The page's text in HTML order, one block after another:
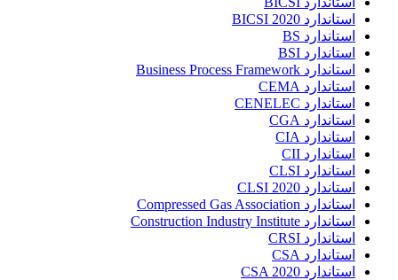
استاندارد BICSI 2020
استاندارد BS
استاندارد BSI
استاندارد Business Process Framework
استاندارد CEMA
استاندارد CENELEC
استاندارد CGA
استاندارد CIA
استاندارد CII
استاندارد CLSI
استاندارد CLSI 2020
استاندارد Compressed Gas Association
استاندارد Construction Industry Institute
استاندارد CRSI
استاندارد CSA
استاندارد CSA 2020